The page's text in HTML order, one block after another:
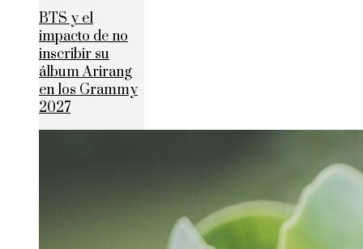
BTS y el
impacto de no
inscribir su
álbum Arirang
en los Grammy
2027